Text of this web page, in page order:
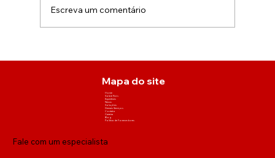
Escreva um comentário
Mapa do site
Home
Sobre Nós
Expertises
Nexus
Soluções
Demais Serviços
Contato
Carreira
Blog
Política de Fornecedores
Fale com um especialista